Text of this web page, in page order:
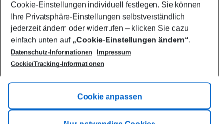
Footer
Footer navigation
Title A
Link A
Cookie-Einstellungen individuell festlegen. Sie können
Ihre Privatsphäre-Einstellungen selbstverständlich
jederzeit ändern oder widerrufen – klicken Sie dazu
einfach unten auf „Cookie-Einstellungen ändern“.
Datenschutz-Informationen
Impressum
Cookie/Tracking-Informationen
Cookie anpassen